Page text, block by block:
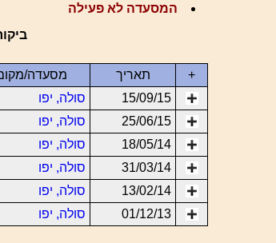
המסעדה לא פעילה
+ תאריך מסעדה/
15/09/15
סולה, יפו
25/06/15
סולה, יפו
18/05/14
סולה, יפו
31/03/14
סולה, יפו
13/02/14
סולה, יפו
01/12/13
סולה, יפו